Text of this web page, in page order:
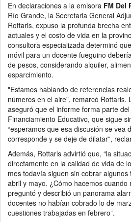
En declaraciones a la emisora FM Del
Río Grande, la Secretaria General
Rottaris, expuso la profunda brecha
actuales y el costo de vida en la
consultora especializada determinó
móvil para un docente fueguino
de pesos, considerando alquiler,
esparcimiento.
"Estamos hablando de referencias
números en el aire", remarcó Rottaris.
aseguró que el informe forma parte
Financiamiento Educativo, que sigue
“esperamos que esa discusión se vea
corresponde y se deje de dilatar”,
Además, Rottaris advirtió que, “la
directamente en la calidad de vida de
mes todavía siguen sin cobrar
abril y mayo. ¿Cómo hacemos cuando
preguntó y describió un panorama
docentes no habían cobrado lo de
cuestiones trabajadas en febrero”.